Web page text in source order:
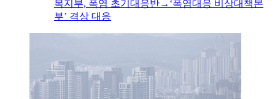
복지부, 폭염 초기대응반→‘폭염대응 비상대책본
부’ 격상 대응